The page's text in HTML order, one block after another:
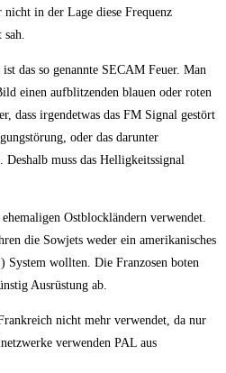
in der Lage diese Frequenz
das so genannte SECAM Feuer. Man
einen aufblitzenden blauen oder roten
dass irgendetwas das FM Signal gestört
oder das darunter
muss das Helligkeitssignal
Ostblockländern verwendet.
die Sowjets weder ein amerikanisches
System wollten. Die Franzosen boten
Ausrüstung ab.
nicht mehr verwendet, da nur
verwenden PAL aus